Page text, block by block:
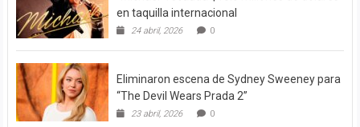
en taquilla internacional
24 abril, 2026 0
Eliminaron escena de Sydney Sweeney para
“The Devil Wears Prada 2”
23 abril, 2026 0